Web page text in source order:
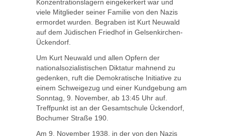
Konzentrationslagern eingekerkert war und
viele Mitglieder seiner Familie von den Nazis
ermordet wurden. Begraben ist Kurt Neuwald
auf dem Jüdischen Friedhof in Gelsenkirchen-
Ückendorf.
Um Kurt Neuwald und allen Opfern der
nationalsozialistischen Diktatur mahnend zu
gedenken, ruft die Demokratische Initiative zu
einem Schweigezug und einer Kundgebung am
Sonntag, 9. November, ab 13:45 Uhr auf.
Treffpunkt ist an der Gesamtschule Ückendorf,
Bochumer Straße 190.
Am 9. November 1938, in der von den Nazis